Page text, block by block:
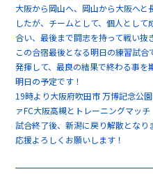
大阪から岡山へ、岡山から大阪へ
したが、チームとして、個人とし
合い、最後まで闘志を持って戦い抜
この合宿最後となる明日の練習試
発揮して、最良の結果で終わる事を
明日の予定です！
19時より大阪府吹田市 万博記念公
ァFC大阪高槻とトレーニングマッチ
試合終了後、新潟に戻り解散となり
応援よろしくお願いします！